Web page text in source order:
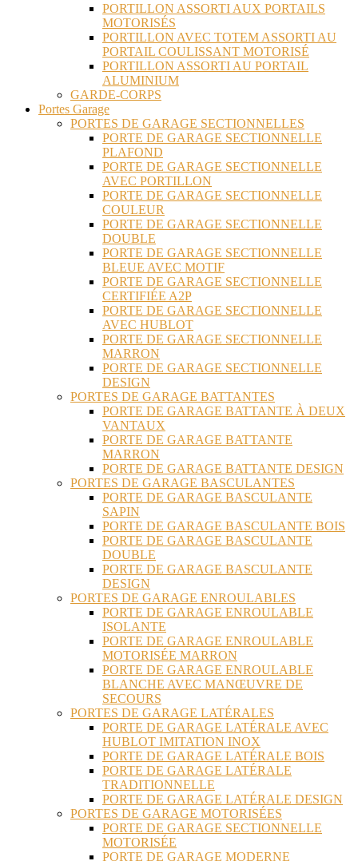
PORTILLON ASSORTI AUX PORTAILS
MOTORISÉS
PORTILLON AVEC TOTEM ASSORTI AU
PORTAIL COULISSANT MOTORISÉ
PORTILLON ASSORTI AU PORTAIL
ALUMINIUM
GARDE-CORPS
Portes Garage
PORTES DE GARAGE SECTIONNELLES
PORTE DE GARAGE SECTIONNELLE
PLAFOND
PORTE DE GARAGE SECTIONNELLE
AVEC PORTILLON
PORTE DE GARAGE SECTIONNELLE
COULEUR
PORTE DE GARAGE SECTIONNELLE
DOUBLE
PORTE DE GARAGE SECTIONNELLE
BLEUE AVEC MOTIF
PORTE DE GARAGE SECTIONNELLE
CERTIFIÉE A2P
PORTE DE GARAGE SECTIONNELLE
AVEC HUBLOT
PORTE DE GARAGE SECTIONNELLE
MARRON
PORTE DE GARAGE SECTIONNELLE
DESIGN
PORTES DE GARAGE BATTANTES
PORTE DE GARAGE BATTANTE À DEUX
VANTAUX
PORTE DE GARAGE BATTANTE
MARRON
PORTE DE GARAGE BATTANTE DESIGN
PORTES DE GARAGE BASCULANTES
PORTE DE GARAGE BASCULANTE
SAPIN
PORTE DE GARAGE BASCULANTE BOIS
PORTE DE GARAGE BASCULANTE
DOUBLE
PORTE DE GARAGE BASCULANTE
DESIGN
PORTES DE GARAGE ENROULABLES
PORTE DE GARAGE ENROULABLE
ISOLANTE
PORTE DE GARAGE ENROULABLE
MOTORISÉE MARRON
PORTE DE GARAGE ENROULABLE
BLANCHE AVEC MANŒUVRE DE
SECOURS
PORTES DE GARAGE LATÉRALES
PORTE DE GARAGE LATÉRALE AVEC
HUBLOT IMITATION INOX
PORTE DE GARAGE LATÉRALE BOIS
PORTE DE GARAGE LATÉRALE
TRADITIONNELLE
PORTE DE GARAGE LATÉRALE DESIGN
PORTES DE GARAGE MOTORISÉES
PORTE DE GARAGE SECTIONNELLE
MOTORISÉE
PORTE DE GARAGE MODERNE